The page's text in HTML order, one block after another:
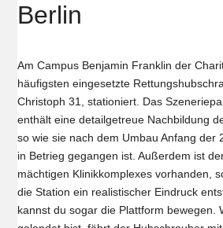
Berlin
Am Campus Benjamin Franklin der
häufigsten eingesetzte
Christoph 31, stationiert. Das
enthält eine detailgetreue Nachbildung
so wie sie nach dem Umbau Anfang der
in Betrieg gegangen ist. Außerdem ist
mächtigen Klinikkomplexes vorhanden,
die Station ein realistischer Eindruck
kannst du sogar die Plattform bewegen.